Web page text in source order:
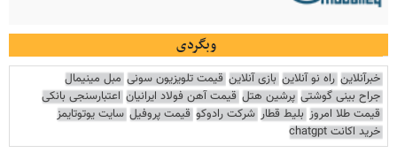
وبگردی
خبرآنلاین راه نو آنلاین بازی آنلاین قیمت تلویزیون سونی مبل مینیمال
جراح بینی گوشتی پرشین هتل قیمت آهن فولاد ایرانیان اعتبارسنجی بانکی
قیمت طلا امروز بلیط قطار شرکت رادوکو قیمت پروفیل سایت یوتوتایمز
خرید اکانت chatgpt